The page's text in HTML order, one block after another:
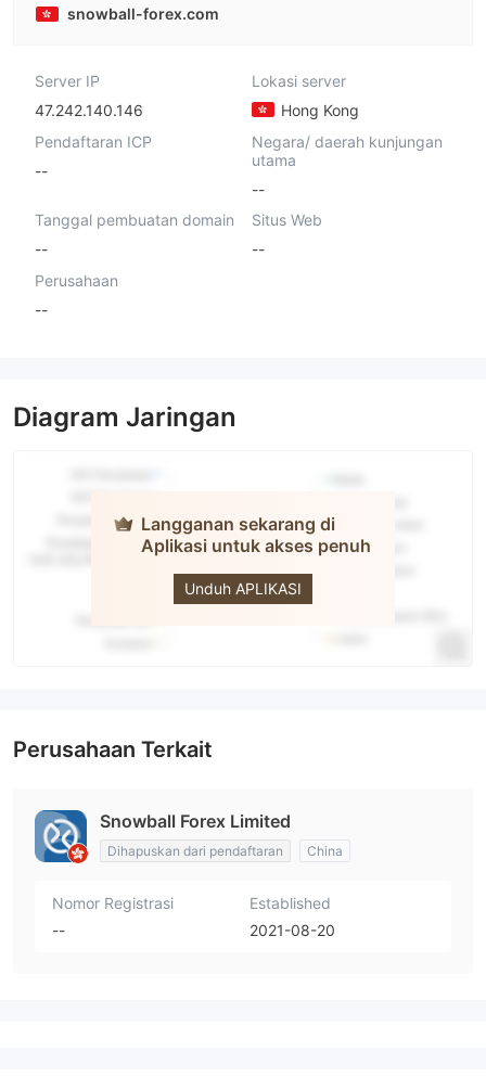
snowball-forex.com
Server IP
47.242.140.146
Lokasi server
Hong Kong
Pendaftaran ICP
--
Negara/ daerah kunjungan
utama
--
Tanggal pembuatan domain
--
Situs Web
--
Perusahaan
--
Diagram Jaringan
Langganan sekarang di
Aplikasi untuk akses penuh
Unduh APLIKASI
Snowball
Perusahaan Terkait
Snowball Forex Limited
Dihapuskan dari pendaftaran China
Nomor Registrasi
--
Established
2021-08-20